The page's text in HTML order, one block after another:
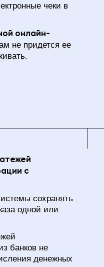
чеки в
онлайн-
не придется ее
с
сохранять
одной или
банков не
денежных